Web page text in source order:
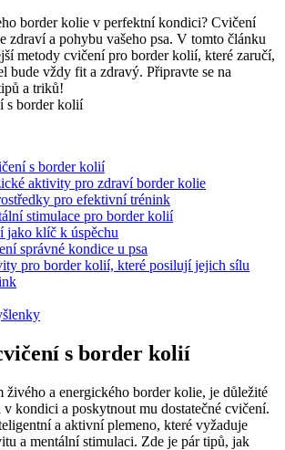
border kolie v perfektní kondici? Cvičení
zdraví a pohybu vašeho psa. V tomto článku
metody cvičení pro border kolií, které zaručí,
bude vždy fit a zdravý. Připravte se na
a triků!
s border kolií
aktivity pro zdraví border kolie
pro efektivní trénink
stimulace pro border kolií
jako klíč k úspěchu
správné kondice u psa
pro border kolií, které posilují jejich sílu
s border kolií
živého a energického border kolie, je důležité
v kondici a poskytnout mu dostatečné cvičení.
a aktivní plemeno, které vyžaduje
a mentální stimulaci. Zde je pár tipů, jak